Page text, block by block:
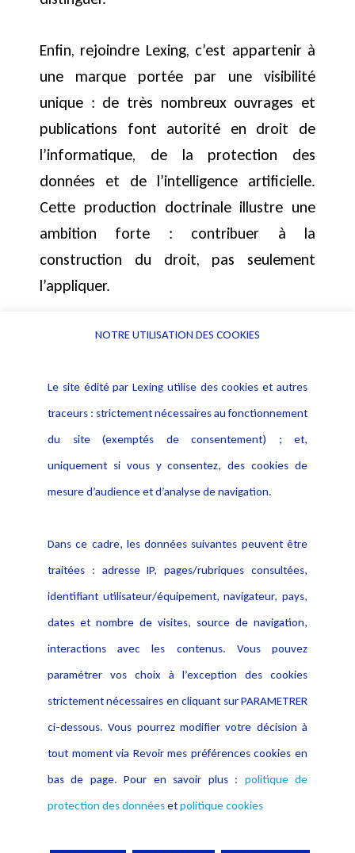
Enfin, rejoindre Lexing, c’est appartenir à
une marque portée par une visibilité
unique : de très nombreux ouvrages et
publications font autorité en droit de
l’informatique, de la protection des
données et de l’intelligence artificielle.
Cette production doctrinale illustre une
ambition forte : contribuer à la
construction du droit, pas seulement
l’appliquer.
Appuyé sur le réseau Lexing®, premier
réseau international d’avocats dédiés au
droit des technologies, le cabinet évolue
au sein d’un écosystème international
favorisant les échanges de pratiques et la
coordination sur des projets multi-pays.
Lexing, c’est un cabinet pour celles et
ceux qui veulent apprendre vite, travailler
sur des sujets d’avenir, progresser au
contact d’experts reconnus et participer
à un projet collectif exigeant, innovant et
ambitieux.
NOTRE UTILISATION DES COOKIES
Le site édité par Lexing utilise des cookies et autres
traceurs : strictement nécessaires au fonctionnement
du site (exemptés de consentement) ; et,
uniquement si vous y consentez, des cookies de
mesure d’audience et d’analyse de navigation.
Dans ce cadre, les données suivantes peuvent être
traitées : adresse IP, pages/rubriques consultées,
identifiant utilisateur/équipement, navigateur, pays,
dates et nombre de visites, source de navigation,
interactions avec les contenus. Vous pouvez
paramétrer vos choix à l’exception des cookies
strictement nécessaires en cliquant sur PARAMETRER
ci-dessous. Vous pourrez modifier votre décision à
tout moment via Revoir mes préférences cookies en
bas de page. Pour en savoir plus : politique de
protection des donnéesetpolitique cookies